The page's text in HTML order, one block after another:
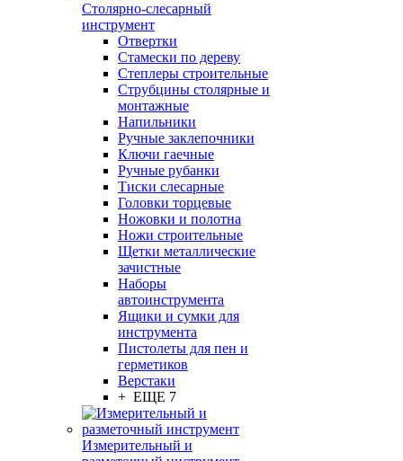
Столярно-слесарный
инструмент
Отвертки
Стамески по дереву
Степлеры строительные
Струбцины столярные и
монтажные
Напильники
Ручные заклепочники
Ключи гаечные
Ручные рубанки
Тиски слесарные
Головки торцевые
Ножовки и полотна
Ножи строительные
Щетки металлические
зачистные
Наборы
автоинструмента
Ящики и сумки для
инструмента
Пистолеты для пен и
герметиков
Верстаки
+ ЕЩЕ 7
Измерительный и